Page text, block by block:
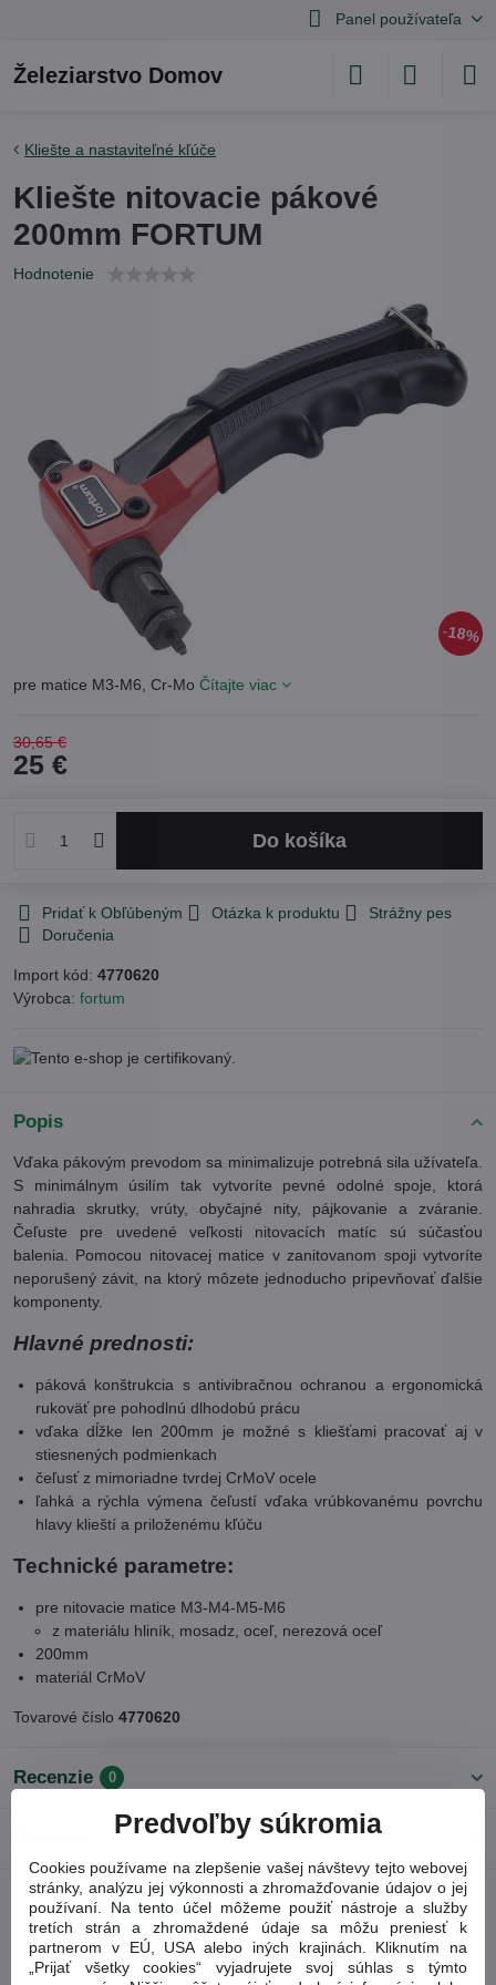
Panel používateľa
Železiarstvo Domov
18%
Kliešte a nastaviteľné kľúče
Kliešte nitovacie pákové
200mm FORTUM
Hodnotenie
pre matice M3-M6, Cr-Mo Čítajte viac
30,65 €
25 €
Do košíka
Pridať k Obľúbeným Otázka k produktu
Strážny pes
Doručenia
Import kód: 4770620
Výrobca: fortum
Popis
Vďaka pákovým prevodom sa minimalizuje potrebná sila užívateľa.
S minimálnym úsilím tak vytvoríte pevné odolné spoje, ktorá
nahradia skrutky, vrúty, obyčajné nity, pájkovanie a zváranie.
Čeľuste pre uvedené veľkosti nitovacích matíc sú súčasťou
balenia. Pomocou nitovacej matice v zanitovanom spoji vytvoríte
neporušený závit, na ktorý môzete jednoducho pripevňovať ďalšie
komponenty.
Hlavné prednosti:
páková konštrukcia s antivibračnou ochranou a ergonomická
rukoväť pre pohodlnú dlhodobú prácu
vďaka dĺžke len 200mm je možné s kliešťami pracovať aj v
stiesnených podmienkach
čeľusť z mimoriadne tvrdej CrMoV ocele
ľahká a rýchla výmena čeľustí vďaka vrúbkovanému povrchu
hlavy klieští a priloženému kľúču
Technické parametre:
pre nitovacie matice M3-M4-M5-M6
z materiálu hliník, mosadz, oceľ, nerezová oceľ
200mm
materiál CrMoV
Tovarové číslo 4770620
Recenzie 0
FacebookTwitter BlueskyPinterestRedditLinkedInWhatsApp
E-
mail
Predchádzajúci
Predvoľby súkromia
Cookies používame na zlepšenie vašej návštevy tejto webovej
stránky, analýzu jej výkonnosti a zhromažďovanie údajov o jej
používaní. Na tento účel môžeme použiť nástroje a služby
tretích strán a zhromaždené údaje sa môžu preniesť k
partnerom v EÚ, USA alebo iných krajinách. Kliknutím na
„Prijať všetky cookies“ vyjadrujete svoj súhlas s týmto